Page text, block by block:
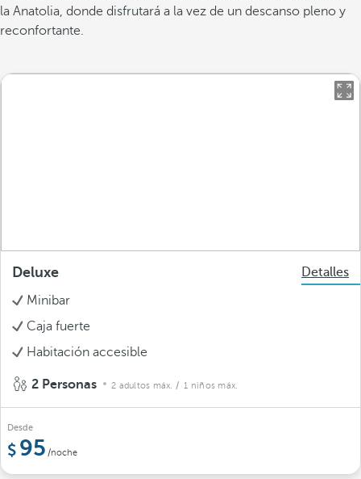
la Anatolia, donde disfrutará a la vez de un descanso pleno y
reconfortante.
Deluxe
Detalles
Minibar
Caja fuerte
Habitación accesible
2 Personas 2 adultos máx. / 1 niños máx.
Desde
95 /noche